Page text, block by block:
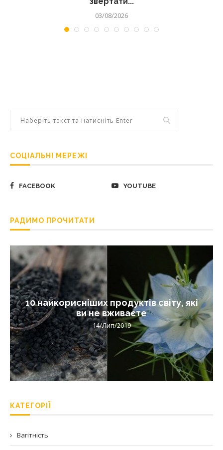
03/08/2026
СОЦІАЛЬНІ МЕРЕЖІ
FACEBOOK YOUTUBE
РАДИМО ПРОЧИТАТИ
10 найкорисніших продуктів світу, які
ви не вживаєте
14/Лип/2019
КАТЕГОРІЇ
Вагітність